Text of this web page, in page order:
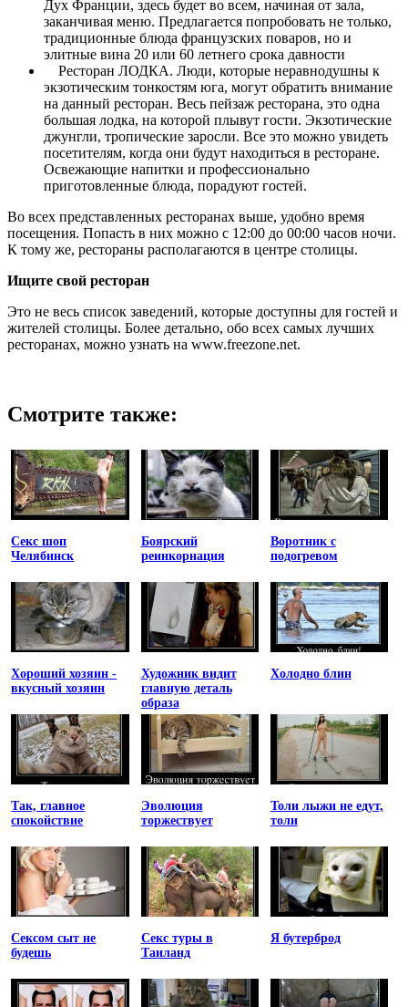
Дух Франции, здесь будет во всем, начиная от зала,
заканчивая меню. Предлагается попробовать не только,
традиционные блюда французских поваров, но и
элитные вина 20 или 60 летнего срока давности
Ресторан ЛОДКА. Люди, которые неравнодушны к
экзотическим тонкостям юга, могут обратить внимание
на данный ресторан. Весь пейзаж ресторана, это одна
большая лодка, на которой плывут гости. Экзотические
джунгли, тропические заросли. Все это можно увидеть
посетителям, когда они будут находиться в ресторане.
Освежающие напитки и профессионально
приготовленные блюда, порадуют гостей.
Во всех представленных ресторанах выше, удобно время
посещения. Попасть в них можно с 12:00 до 00:00 часов ночи.
К тому же, рестораны располагаются в центре столицы.
Ищите свой ресторан
Это не весь список заведений, которые доступны для гостей и
жителей столицы. Более детально, обо всех самых лучших
ресторанах, можно узнать на www.freezone.net.
Смотрите также:
Секс шоп
Челябинск
Боярский
реинкорнация
Воротник с
подогревом
Хороший хозяин -
вкусный хозяин
Художник видит
главную деталь
образа
Холодно блин
Так, главное
спокойствие
Эволюция
торжествует
Толи лыжи не едут,
толи
Сексом сыт не
будешь
Секс туры в
Таиланд
Я бутерброд